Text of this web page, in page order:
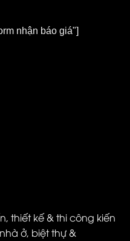
nhận báo giá"]
thiết kế & thi công kiến
ở, biệt thự &